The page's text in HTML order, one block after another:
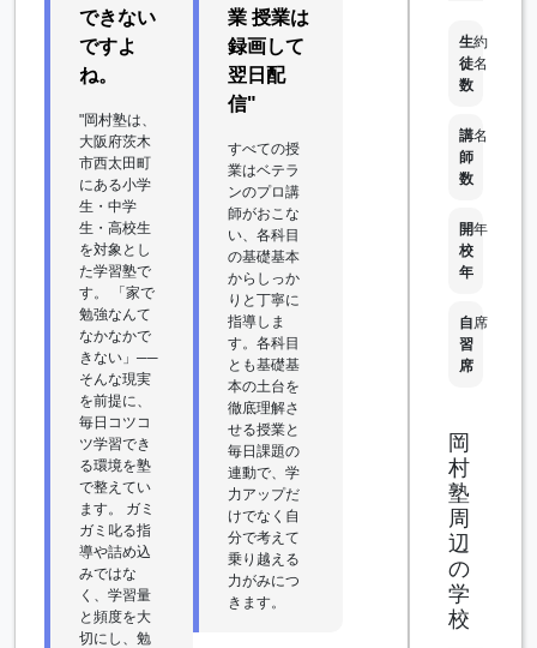
できない
ですよ
ね。
"岡村塾は、
大阪府茨木
市西太田町
にある小学
生・中学
生・高校生
を対象とし
た学習塾で
す。 「家で
勉強なんて
なかなかで
きない」──
そんな現実
を前提に、
毎日コツコ
ツ学習でき
る環境を塾
で整えてい
ます。 ガミ
ガミ叱る指
導や詰め込
みではな
く、学習量
と頻度を大
切にし、勉
業 授業は
録画して
翌日配
信"
すべての授
業はベテラ
ンのプロ講
師がおこな
い、各科目
の基礎基本
からしっか
りと丁寧に
指導しま
す。各科目
とも基礎基
本の土台を
徹底理解さ
せる授業と
毎日課題の
連動で、学
力アップだ
けでなく自
分で考えて
乗り越える
力がみにつ
きます。
生
徒
数
約
名
講
師
数
名
開
校
年
年
自
習
席
席
岡
村
塾
周
辺
の
学
校